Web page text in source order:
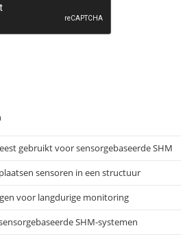
gebruikt voor sensorgebaseerde SHM
sensoren in een structuur
voor langdurige monitoring
SHM-systemen